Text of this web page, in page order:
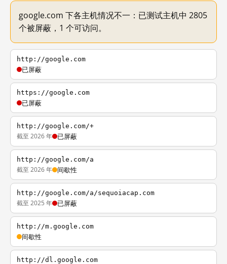
google.com 下各主机情况不一：已测试主机中 2805
个被屏蔽，1 个可访问。
http://google.com
已屏蔽
https://google.com
已屏蔽
http://google.com/+
截至 2026 年 已屏蔽
http://google.com/a
截至 2026 年 间歇性
http://google.com/a/sequoiacap.com
截至 2025 年 已屏蔽
http://m.google.com
间歇性
http://dl.google.com